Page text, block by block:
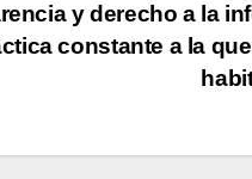
y derecho a la
constante a la